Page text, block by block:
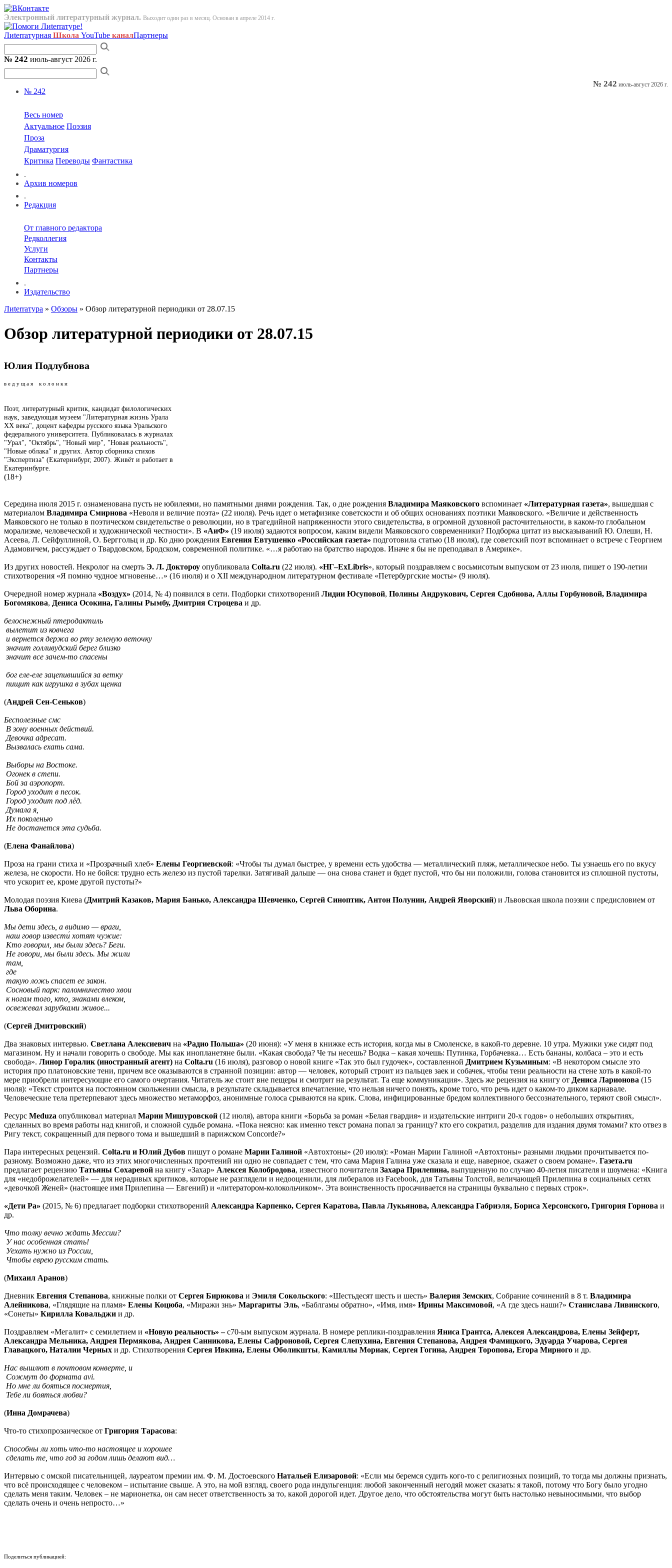
Электронный литературный журнал. Выходит один раз в месяц. Основан в апреле 2014 г.
Лиterraтурная Школа YouTube каналПартнеры
№ 242 июль-август 2026 г.
№ 242
Весь номер
Актуальное Поэзия
Проза
Драматургия
Критика Переводы Фантастика
.
Архив номеров
.
Редакция
От главного редактора
Редколлегия
Услуги
Контакты
Партнеры
.
Издательство
№ 242 июль-август 2026 г.
Лиterraтура » Обзоры » Обзор литературной периодики от 28.07.15
Обзор литературной периодики от 28.07.15
Юлия Подлубнова
в е д у щ а я к о л о н к и
Поэт, литературный критик, кандидат филологических
наук, заведующая музеем "Литературная жизнь Урала
ХХ века", доцент кафедры русского языка Уральского
федерального университета. Публиковалась в журналах
"Урал", "Октябрь", "Новый мир", "Новая реальность",
"Новые облака" и других. Автор сборника стихов
"Экспертиза" (Екатеринбург, 2007). Живёт и работает в
Екатеринбурге.
(18+)
Середина июля 2015 г. ознаменована пусть не юбилеями, но памятными днями рождения. Так, о дне рождения Владимира Маяковского вспоминает «Литературная газета», вышедшая с
материалом Владимира Смирнова «Неволя и величие поэта» (22 июля). Речь идет о метафизике советскости и об общих основаниях поэтики Маяковского. «Величие и действенность
Маяковского не только в поэтическом свидетельстве о революции, но в трагедийной напряженности этого свидетельства, в огромной духовной расточительности, в каком-то глобальном
морализме, человеческой и художнической честности». В «АиФ» (19 июля) задаются вопросом, каким видели Маяковского современники? Подборка цитат из высказываний Ю. Олеши, Н.
Асеева, Л. Сейфуллиной, О. Берггольц и др. Ко дню рождения Евгения Евтушенко «Российская газета» подготовила статью (18 июля), где советский поэт вспоминает о встрече с Георгием
Адамовичем, рассуждает о Твардовском, Бродском, современной политике. «…я работаю на братство народов. Иначе я бы не преподавал в Америке».
Из других новостей. Некролог на смерть Э. Л. Доктороу опубликовала Colta.ru (22 июля). «НГ–ExLibris», который поздравляем с восьмисотым выпуском от 23 июля, пишет о 190-летии
стихотворения «Я помню чудное мгновенье…» (16 июля) и о ХII международном литературном фестивале «Петербургские мосты» (9 июля).
Очередной номер журнала «Воздух» (2014, № 4) появился в сети. Подборки стихотворений Лидии Юсуповой, Полины Андрукович, Сергея Сдобнова, Аллы Горбуновой, Владимира
Богомякова, Дениса Осокина, Галины Рымбу, Дмитрия Строцева и др.
белоснежный птеродактиль
вылетит из ковчега
и вернется держа во рту зеленую веточку
значит голливудский берег близко
значит все зачем-то спасены
бог еле-еле зацепившийся за ветку
пищит как игрушка в зубах щенка
(Андрей Сен-Сеньков)
Бесполезные смс
В зону военных действий.
Девочка адресат.
Вызвалась ехать сама.
Выборы на Востоке.
Огонек в степи.
Бой за аэропорт.
Город уходит в песок.
Город уходит под лёд.
Думала я,
Их поколенью
Не достанется эта судьба.
(Елена Фанайлова)
Проза на грани стиха и «Прозрачный хлеб» Елены Георгиевской: «Чтобы ты думал быстрее, у времени есть удобства — металлический пляж, металлическое небо. Ты узнаешь его по вкусу
железа, не скорости. Но не бойся: трудно есть железо из пустой тарелки. Затягивай дальше — она снова станет и будет пустой, что бы ни положили, голова становится из сплошной пустоты,
что ускорит ее, кроме другой пустоты?»
Молодая поэзия Киева (Дмитрий Казаков, Мария Банько, Александра Шевченко, Сергей Синоптик, Антон Полунин, Андрей Яворский) и Львовская школа поэзии с предисловием от
Льва Оборина.
Мы дети здесь, а видимо — враги,
наш говор извести́ хотят чужие:
Кто говорил, мы были здесь? Беги.
Не говори, мы были здесь. Мы жили
там,
где
такую ложь спасет ее закон.
Сосновый парк: паломничество хвои
к ногам того, кто, знаками влеком,
освежевал зарубками живое...
(Сергей Дмитровский)
Два знаковых интервью. Светлана Алексиевич на «Радио Польша» (20 июня): «У меня в книжке есть история, когда мы в Смоленске, в какой-то деревне. 10 утра. Мужики уже сидят под
магазином. Ну и начали говорить о свободе. Мы как инопланетяне были. «Какая свобода? Че ты несешь? Водка – какая хочешь: Путинка, Горбачевка… Есть бананы, колбаса – это и есть
свобода». Линор Горалик (иностранный агент) на Colta.ru (16 июля), разговор о новой книге «Так это был гудочек», составленной Дмитрием Кузьминым: «В некотором смысле это
история про платоновские тени, причем все оказываются в странной позиции: автор — человек, который строит из пальцев заек и собачек, чтобы тени реальности на стене хоть в какой-то
мере приобрели интересующие его самого очертания. Читатель же стоит вне пещеры и смотрит на результат. Та еще коммуникация». Здесь же рецензия на книгу от Дениса Ларионова (15
июля): «Текст строится на постоянном скольжении смысла, в результате складывается впечатление, что нельзя ничего понять, кроме того, что речь идет о каком-то диком карнавале.
Человеческие тела претерпевают здесь множество метаморфоз, анонимные голоса срываются на крик. Слова, инфицированные бредом коллективного бессознательного, теряют свой смысл».
Ресурс Meduza опубликовал материал Марии Мишуровской (12 июля), автора книги «Борьба за роман «Белая гвардия» и издательские интриги 20-х годов» о небольших открытиях,
сделанных во время работы над книгой, и сложной судьбе романа. «Пока неясно: как именно текст романа попал за границу? кто его сократил, разделив для издания двумя томами? кто отвез в
Ригу текст, сокращенный для первого тома и вышедший в парижском Concorde?»
Пара интересных рецензий. Colta.ru и Юлий Дубов пишут о романе Марии Галиной «Автохтоны» (20 июля): «Роман Марии Галиной «Автохтоны» разными людьми прочитывается по-
разному. Возможно даже, что из этих многочисленных прочтений ни одно не совпадает с тем, что сама Мария Галина уже сказала и еще, наверное, скажет о своем романе». Газета.ru
предлагает рецензию Татьяны Сохаревой на книгу «Захар» Алексея Колобродова, известного почитателя Захара Прилепина, выпущенную по случаю 40-летия писателя и шоумена: «Книга
для «недоброжелателей» — для нерадивых критиков, которые не разглядели и недооценили, для либералов из Facebook, для Татьяны Толстой, величающей Прилепина в социальных сетях
«девочкой Женей» (настоящее имя Прилепина — Евгений) и «литератором-колокольчиком». Эта воинственность просачивается на страницы буквально с первых строк».
«Дети Ра» (2015, № 6) предлагает подборки стихотворений Александра Карпенко, Сергея Каратова, Павла Лукьянова, Александра Габриэля, Бориса Херсонского, Григория Горнова и
др.
Что толку вечно ждать Мессии?
У нас особенная стать!
Уехать нужно из России,
Чтобы еврею русским стать.
(Михаил Аранов)
Дневник Евгения Степанова, книжные полки от Сергея Бирюкова и Эмиля Сокольского: «Шестьдесят шесть и шесть» Валерия Земских, Собрание сочинений в 8 т. Владимира
Алейникова, «Глядящие на пламя» Елены Коцюба, «Миражи знь» Маргариты Эль, «Баблгамы обратно», «Имя, имя» Ирины Максимовой, «А где здесь наши?» Станислава Ливинского,
«Сонеты» Кирилла Ковальджи и др.
Поздравляем «Мегалит» с семилетием и «Новую реальность» –с70-ым выпуском журнала. В номере реплики-поздравления Яниса Грантса, Алексея Александрова, Елены Зейферт,
Александра Мельника, Андрея Пермякова, Андрея Санникова, Елены Сафроновой, Сергея Слепухина, Евгения Степанова, Андрея Фамицкого, Эдуарда Учарова, Сергея
Главацкого, Наталии Черных и др. Стихотворения Сергея Ивкина, Елены Оболикшты, Камиллы Мориак, Сергея Гогина, Андрея Торопова, Егора Мирного и др.
Нас вышлют в почтовом конверте, и
Сожмут до формата avi.
Но мне ли бояться посмертия,
Тебе ли бояться любви?
(Инна Домрачева)
Что-то стихопрозаическое от Григория Тарасова:
Способны ли хоть что-то настоящее и хорошее
сделать те, что год за годом лишь делают вид…
Интервью с омской писательницей, лауреатом премии им. Ф. М. Достоевского Натальей Елизаровой: «Если мы беремся судить кого-то с религиозных позиций, то тогда мы должны признать,
что всё происходящее с человеком – испытание свыше. А это, на мой взгляд, своего рода индульгенция: любой законченный негодяй может сказать: я такой, потому что Богу было угодно
сделать меня таким. Человек – не марионетка, он сам несет ответственность за то, какой дорогой идет. Другое дело, что обстоятельства могут быть настолько невыносимыми, что выбор
сделать очень и очень непросто…»
Поделиться публикацией: